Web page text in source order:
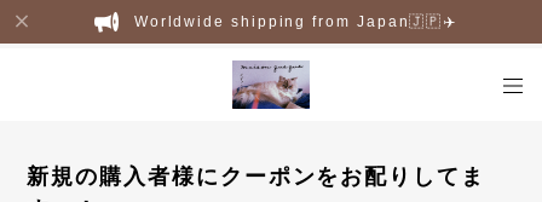
Worldwide shipping from Japan🇯🇵✈️
新規の購入者様にクーポンをお配りしてま